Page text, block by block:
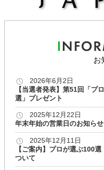
お
2026年6月2日
【当選者発表】第51回「プ
選」プレゼント
2025年12月22日
年末年始の営業日のお知らせ
2025年12月11日
【ご案内】プロが選ぶ100
ついて